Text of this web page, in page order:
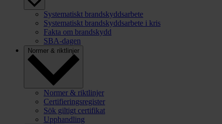
Systematiskt brandskyddsarbete
Systematiskt brandskyddsarbete i kris
Fakta om brandskydd
SBA-dagen
Normer & riktlinjer
Normer & riktlinjer
Certifieringsregister
Sök giltigt certifikat
Upphandling